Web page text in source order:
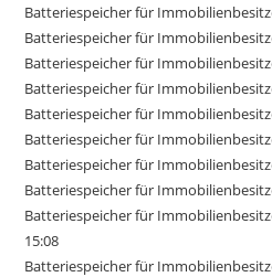
Batteriespeicher für
Batteriespeicher für
Batteriespeicher für
Batteriespeicher für
Batteriespeicher für
Batteriespeicher für
Batteriespeicher für
Batteriespeicher für
Batteriespeicher für
15:08
Batteriespeicher für